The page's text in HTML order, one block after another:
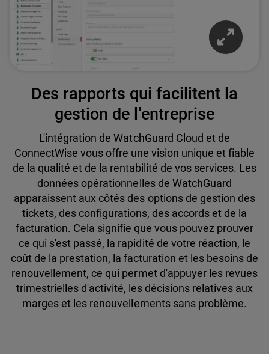
Des rapports qui facilitent la
gestion de l'entreprise
L'intégration de WatchGuard Cloud et de
ConnectWise vous offre une vision unique et fiable
de la qualité et de la rentabilité de vos services. Les
données opérationnelles de WatchGuard
apparaissent aux côtés des options de gestion des
tickets, des configurations, des accords et de la
facturation. Cela signifie que vous pouvez prouver
ce qui s'est passé, la rapidité de votre réaction, le
coût de la prestation, la facturation et les besoins de
renouvellement, ce qui permet d'appuyer les revues
trimestrielles d'activité, les décisions relatives aux
marges et les renouvellements sans problème.